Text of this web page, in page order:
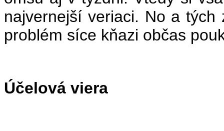
najvernejší veriaci. No a
problém síce kňazi občas
Účelová viera